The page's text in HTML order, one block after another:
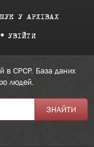
У АРХІВАХ
УВІЙТИ
в СРСР. База даних
людей.